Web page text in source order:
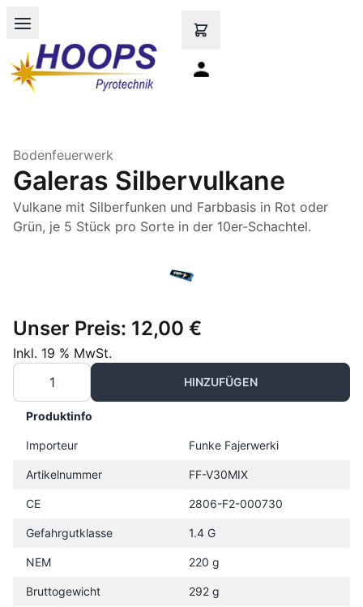
Open main menu
Bodenfeuerwerk
Galeras Silbervulkane
Vulkane mit Silberfunken und Farbbasis in Rot oder
Grün, je 5 Stück pro Sorte in der 10er-Schachtel.
Unser Preis: 12,00 €
Inkl. 19 % MwSt.
HINZUFÜGEN
Produktinfo
Importeur Funke Fajerwerki
Artikelnummer FF-V30MIX
CE 2806-F2-000730
Gefahrgutklasse 1.4 G
NEM 220 g
Bruttogewicht 292 g